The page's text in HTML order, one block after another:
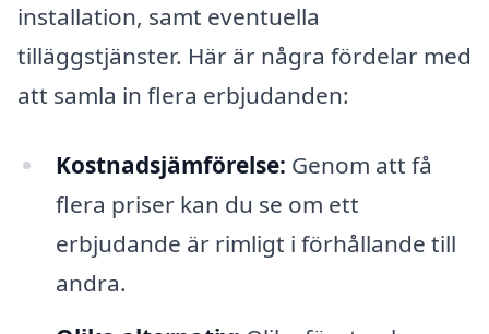
installation, samt eventuella
tilläggstjänster. Här är några fördelar med
att samla in flera erbjudanden:
Kostnadsjämförelse: Genom att få
flera priser kan du se om ett
erbjudande är rimligt i förhållande till
andra.